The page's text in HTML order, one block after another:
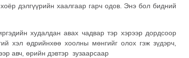
дэлгүүрийн хаалгаар гарч одов. Энэ бол бидний
худалдан авах чадвар тэр хэрээр дордсоор
хэл өдрийнхөө хоолны мөнгийг олох гэж зүдэрч,
авч, өрийн дэвтэр зузаарсаар